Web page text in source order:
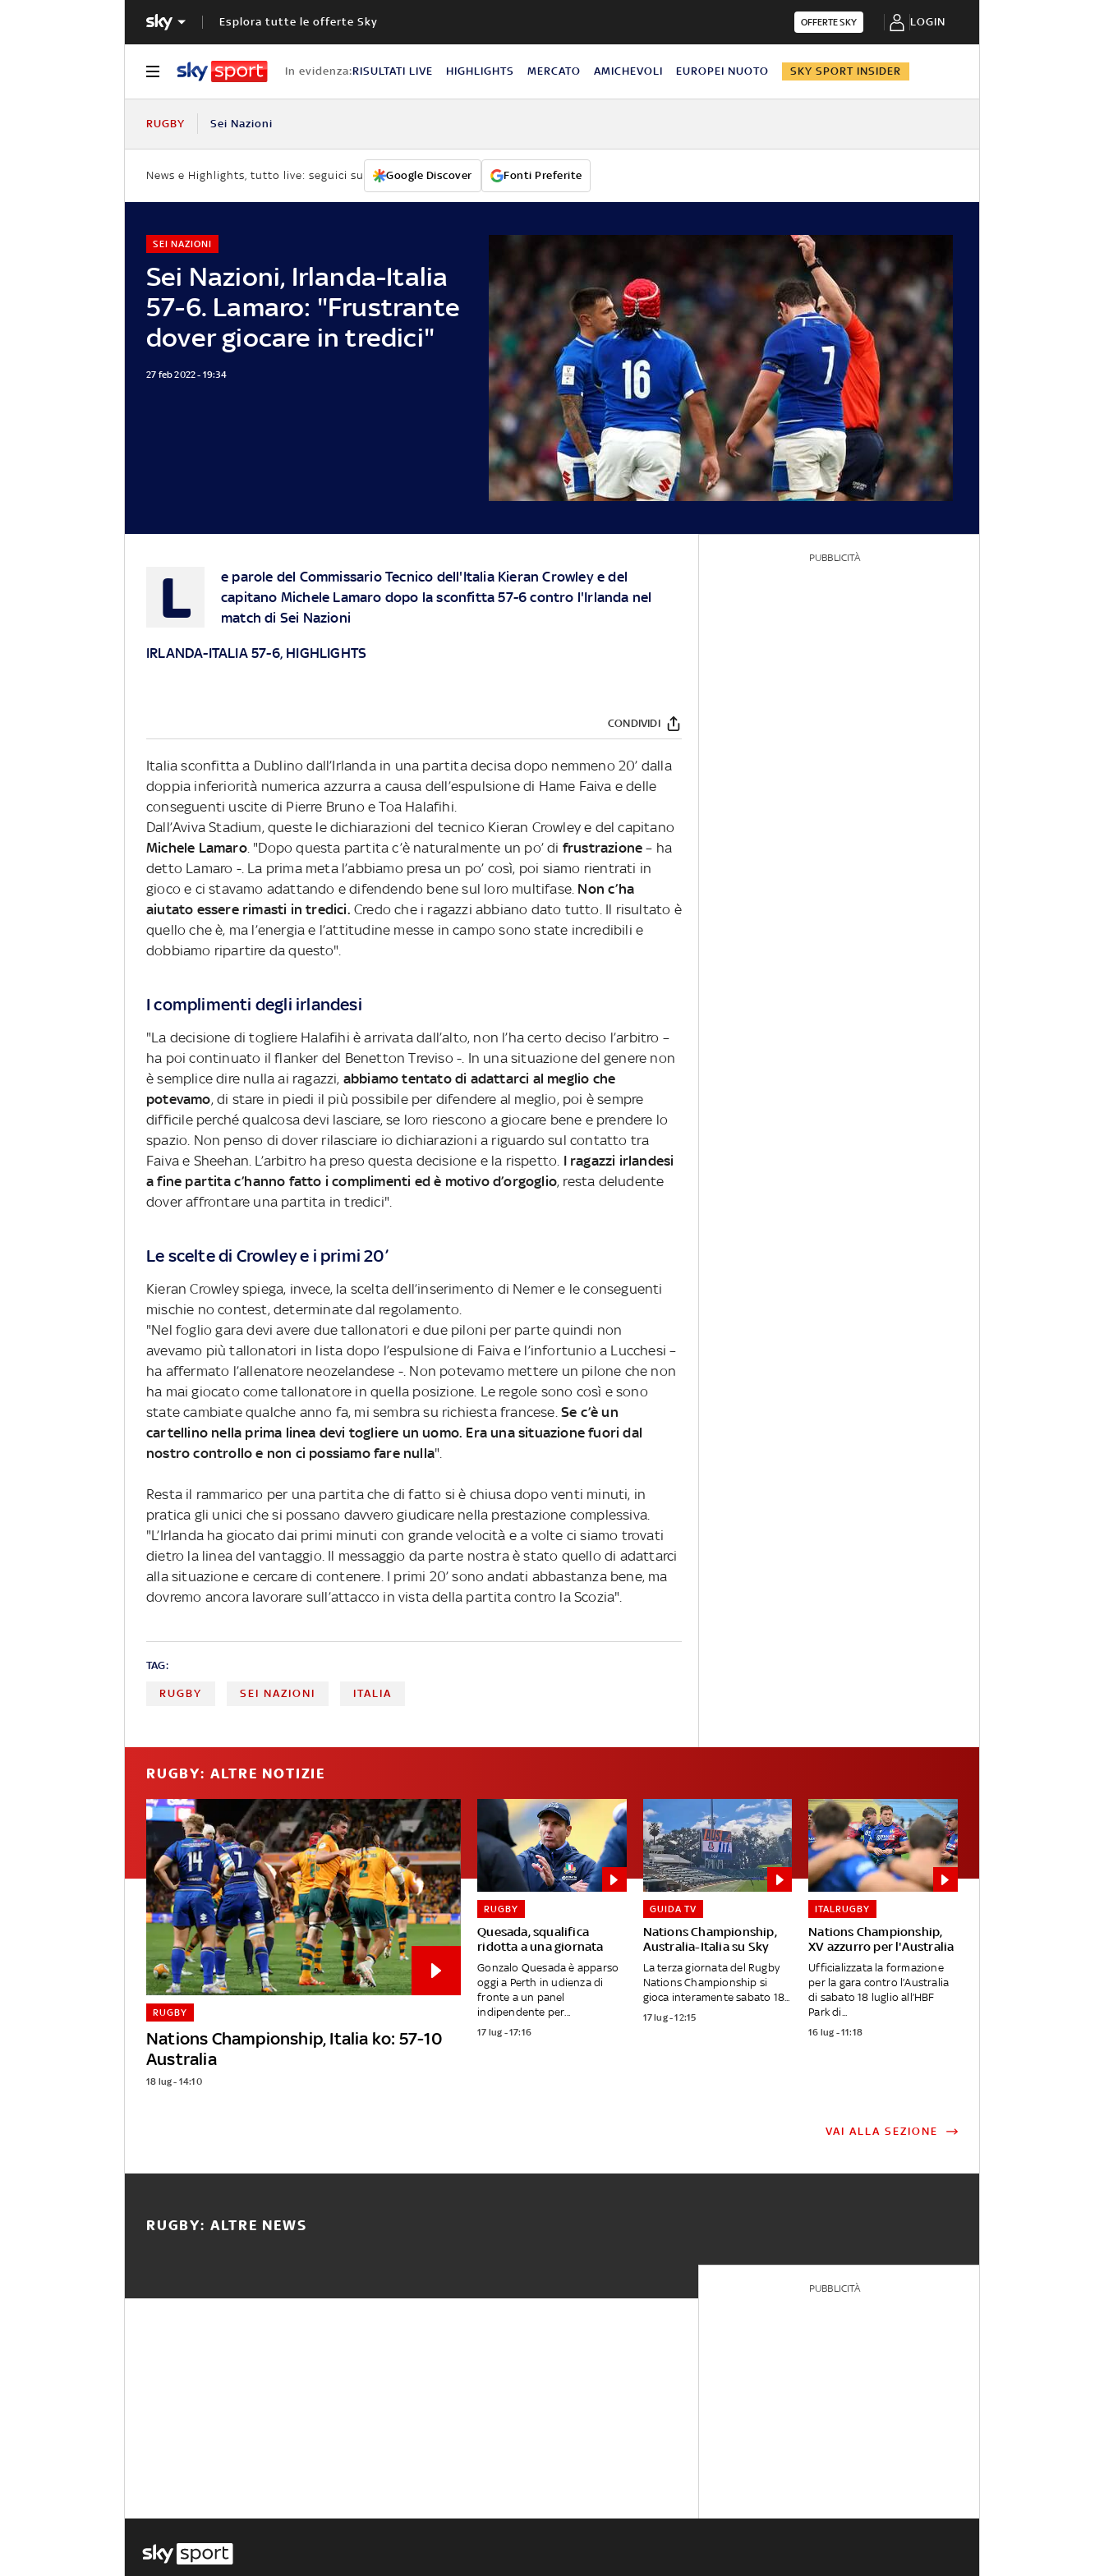
Esplora tutte le offerte Sky OFFERTE SKY LOGIN
In evidenza:RISULTATI LIVE HIGHLIGHTS MERCATO AMICHEVOLI EUROPEI NUOTO SKY SPORT INSIDER
RUGBY Sei Nazioni
News e Highlights, tutto live: seguici su Google Discover Fonti Preferite
Sei Nazioni, Irlanda-Italia
57-6. Lamaro: "Frustrante
dover giocare in tredici"
SEI NAZIONI
27 feb 2022 - 19:34
L
e parole del Commissario Tecnico dell'Italia Kieran Crowley e del
capitano Michele Lamaro dopo la sconfitta 57-6 contro l'Irlanda nel
match di Sei Nazioni
IRLANDA-ITALIA 57-6, HIGHLIGHTS
CONDIVIDI
Italia sconfitta a Dublino dall’Irlanda in una partita decisa dopo nemmeno 20’ dalla
doppia inferiorità numerica azzurra a causa dell’espulsione di Hame Faiva e delle
conseguenti uscite di Pierre Bruno e Toa Halafihi.
Dall’Aviva Stadium, queste le dichiarazioni del tecnico Kieran Crowley e del capitano
Michele Lamaro. "Dopo questa partita c’è naturalmente un po’ di frustrazione – ha
detto Lamaro -. La prima meta l’abbiamo presa un po’ così, poi siamo rientrati in
gioco e ci stavamo adattando e difendendo bene sul loro multifase. Non c’ha
aiutato essere rimasti in tredici. Credo che i ragazzi abbiano dato tutto. Il risultato è
quello che è, ma l’energia e l’attitudine messe in campo sono state incredibili e
dobbiamo ripartire da questo".
I complimenti degli irlandesi
"La decisione di togliere Halafihi è arrivata dall’alto, non l’ha certo deciso l’arbitro –
ha poi continuato il flanker del Benetton Treviso -. In una situazione del genere non
è semplice dire nulla ai ragazzi, abbiamo tentato di adattarci al meglio che
potevamo, di stare in piedi il più possibile per difendere al meglio, poi è sempre
difficile perché qualcosa devi lasciare, se loro riescono a giocare bene e prendere lo
spazio. Non penso di dover rilasciare io dichiarazioni a riguardo sul contatto tra
Faiva e Sheehan. L’arbitro ha preso questa decisione e la rispetto. I ragazzi irlandesi
a fine partita c’hanno fatto i complimenti ed è motivo d’orgoglio, resta deludente
dover affrontare una partita in tredici".
Le scelte di Crowley e i primi 20’
Kieran Crowley spiega, invece, la scelta dell’inserimento di Nemer e le conseguenti
mischie no contest, determinate dal regolamento.
"Nel foglio gara devi avere due tallonatori e due piloni per parte quindi non
avevamo più tallonatori in lista dopo l’espulsione di Faiva e l’infortunio a Lucchesi –
ha affermato l’allenatore neozelandese -. Non potevamo mettere un pilone che non
ha mai giocato come tallonatore in quella posizione. Le regole sono così e sono
state cambiate qualche anno fa, mi sembra su richiesta francese. Se c’è un
cartellino nella prima linea devi togliere un uomo. Era una situazione fuori dal
nostro controllo e non ci possiamo fare nulla".
Resta il rammarico per una partita che di fatto si è chiusa dopo venti minuti, in
pratica gli unici che si possano davvero giudicare nella prestazione complessiva.
"L’Irlanda ha giocato dai primi minuti con grande velocità e a volte ci siamo trovati
dietro la linea del vantaggio. Il messaggio da parte nostra è stato quello di adattarci
alla situazione e cercare di contenere. I primi 20’ sono andati abbastanza bene, ma
dovremo ancora lavorare sull’attacco in vista della partita contro la Scozia".
TAG:
RUGBY SEI NAZIONI ITALIA
PUBBLICITÀ
RUGBY: ALTRE NOTIZIE
Nations Championship, Italia ko: 57-10
Australia
RUGBY
18 lug - 14:10
Quesada, squalifica
ridotta a una giornata
RUGBY
Gonzalo Quesada è apparso
oggi a Perth in udienza di
fronte a un panel
indipendente per...
17 lug - 17:16
Nations Championship,
Australia-Italia su Sky
GUIDA TV
La terza giornata del Rugby
Nations Championship si
gioca interamente sabato 18...
17 lug - 12:15
Nations Championship,
XV azzurro per l'Australia
ITALRUGBY
Ufficializzata la formazione
per la gara contro l’Australia
di sabato 18 luglio all’HBF
Park di...
16 lug - 11:18
VAI ALLA SEZIONE
RUGBY: ALTRE NEWS
PUBBLICITÀ